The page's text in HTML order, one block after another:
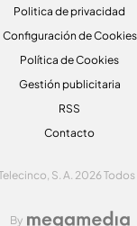
Politica de privacidad
Configuración de Cookies
Política de Cookies
Gestión publicitaria
RSS
Contacto
S. A. 2026
By